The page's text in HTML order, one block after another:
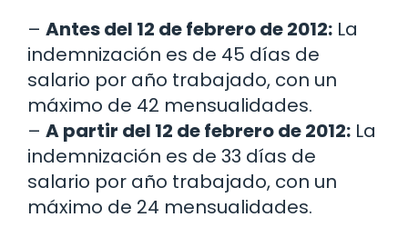
– Antes del 12 de febrero de 2012: La
indemnización es de 45 días de
salario por año trabajado, con un
máximo de 42 mensualidades.
– A partir del 12 de febrero de 2012: La
indemnización es de 33 días de
salario por año trabajado, con un
máximo de 24 mensualidades.